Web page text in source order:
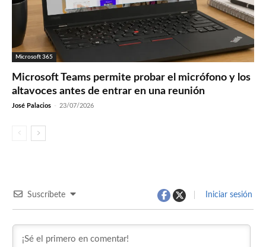
Microsoft 365
Microsoft Teams permite probar el micrófono y los
altavoces antes de entrar en una reunión
José Palacios - 23/07/2026
Suscríbete Iniciar sesión